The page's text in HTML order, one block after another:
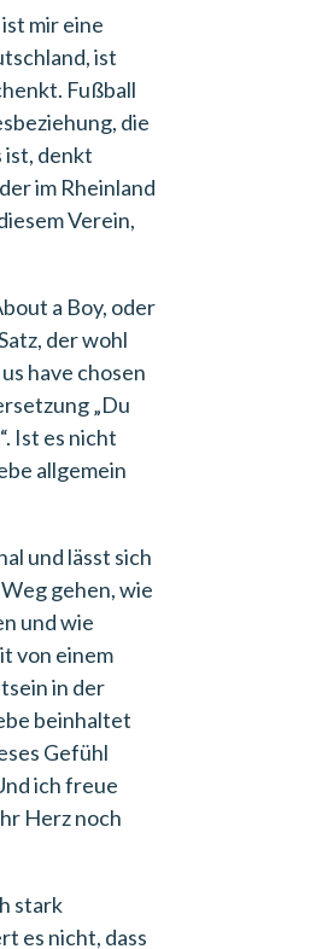
mir eine
ist
Fußball
die
ist, denkt
im Rheinland
Verein,
a Boy, oder
der wohl
have chosen
„Du
Ist es nicht
allgemein
und lässt sich
gehen, wie
und wie
von einem
in der
beinhaltet
Gefühl
ich freue
Herz noch
stark
es nicht, dass